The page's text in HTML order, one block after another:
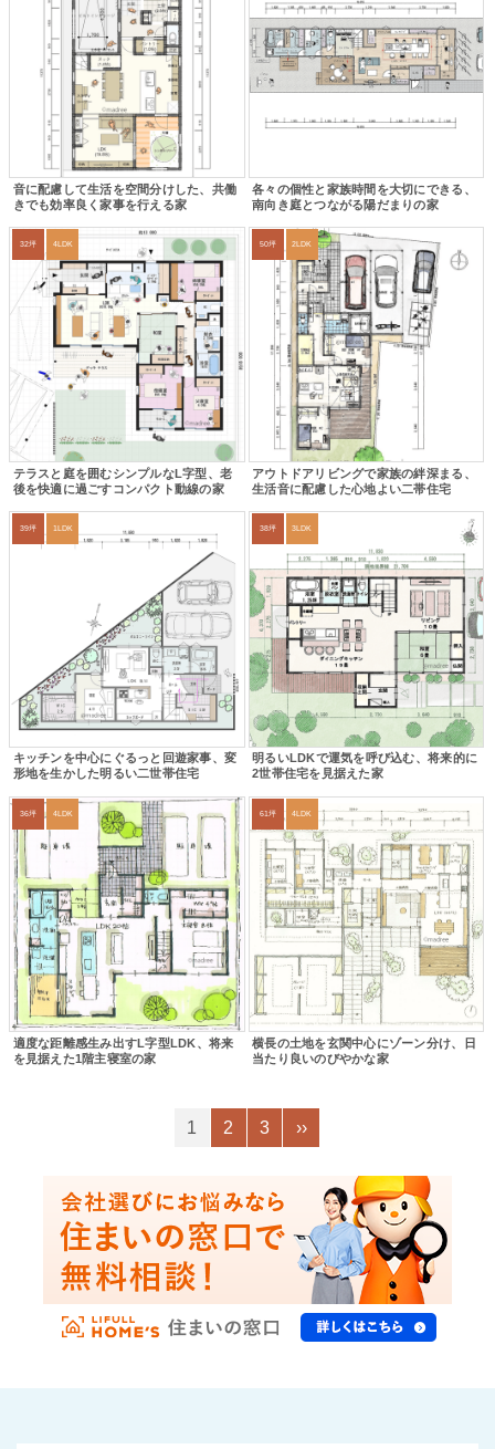
音に配慮して生活を空間分けした、共働
きでも効率良く家事を行える家
各々の個性と家族時間を大切にできる、
南向き庭とつながる陽だまりの家
32坪 4LDK
テラスと庭を囲むシンプルなL字型、老
後を快適に過ごすコンパクト動線の家
50坪 2LDK
アウトドアリビングで家族の絆深まる、
生活音に配慮した心地よい二帯住宅
39坪 1LDK
キッチンを中心にぐるっと回遊家事、変
形地を生かした明るい二世帯住宅
38坪 3LDK
明るいLDKで運気を呼び込む、将来的に
2世帯住宅を見据えた家
36坪 4LDK
適度な距離感生み出すL字型LDK、将来
を見据えた1階主寝室の家
61坪 4LDK
横長の土地を玄関中心にゾーン分け、日
当たり良いのびやかな家
1 2 3 ››